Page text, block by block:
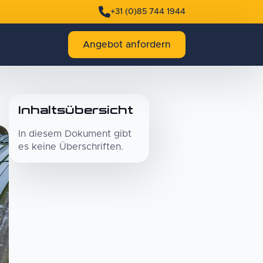
+31 (0)85 744 1944
Angebot anfordern
Inhaltsübersicht
In diesem Dokument gibt
es keine Überschriften.